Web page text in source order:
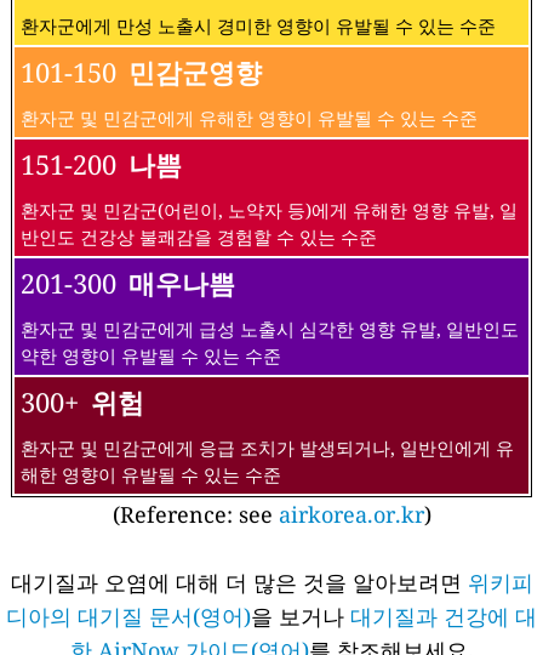
환자군에게 만성 노출시 경미한 영향이 유발될 수 있는 수준
101-150 민감군영향
환자군 및 민감군에게 유해한 영향이 유발될 수 있는 수준
151-200 나쁨
환자군 및 민감군(어린이, 노약자 등)에게 유해한 영향 유발, 일
반인도 건강상 불쾌감을 경험할 수 있는 수준
201-300 매우나쁨
환자군 및 민감군에게 급성 노출시 심각한 영향 유발, 일반인도
약한 영향이 유발될 수 있는 수준
300+ 위험
환자군 및 민감군에게 응급 조치가 발생되거나, 일반인에게 유
해한 영향이 유발될 수 있는 수준
(Reference: see airkorea.or.kr)
대기질과 오염에 대해 더 많은 것을 알아보려면 위키피
디아의 대기질 문서(영어)을 보거나 대기질과 건강에 대